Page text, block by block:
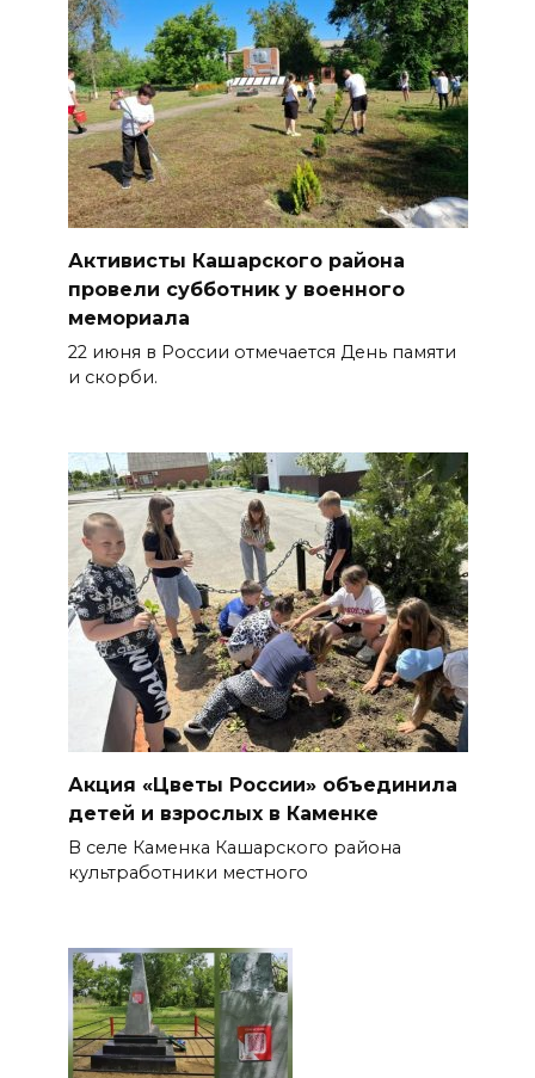
Активисты Кашарского района
провели субботник у военного
мемориала
22 июня в России отмечается День памяти
и скорби.
Акция «Цветы России» объединила
детей и взрослых в Каменке
В селе Каменка Кашарского района
культработники местного